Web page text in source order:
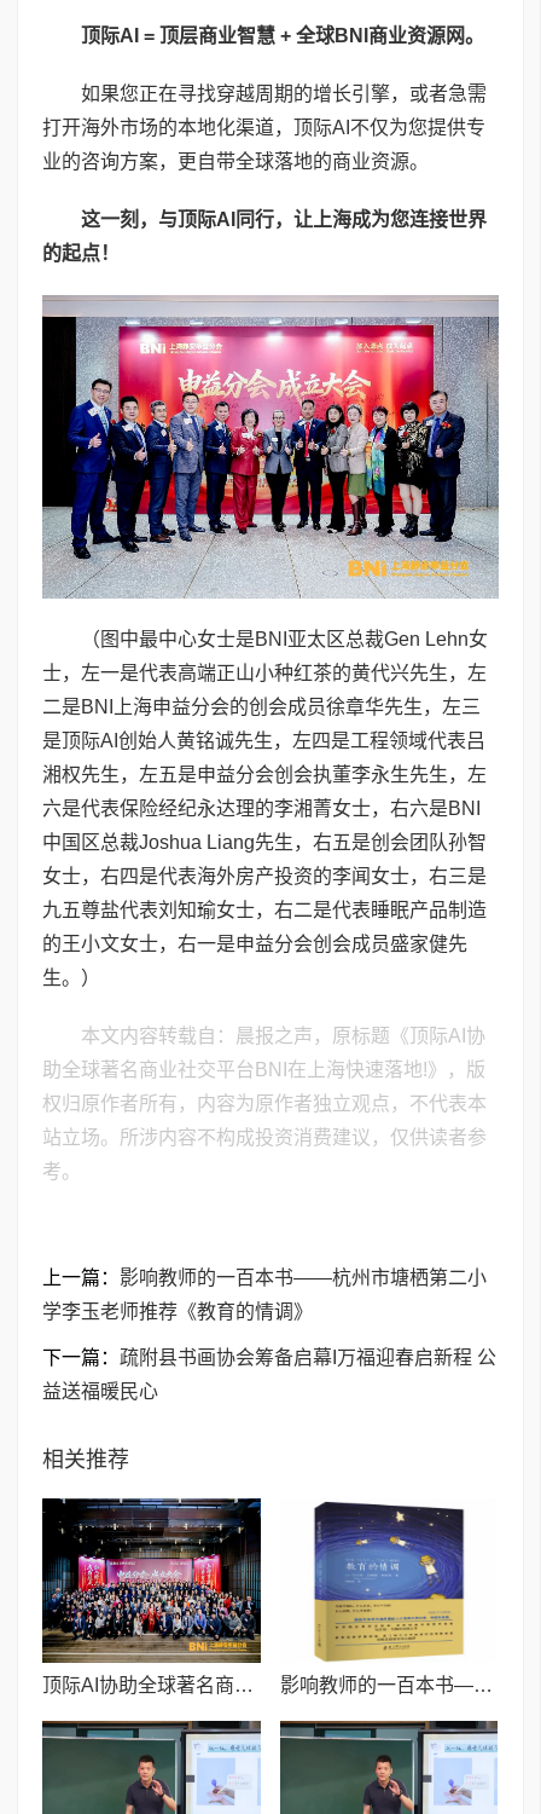
顶际AI = 顶层商业智慧 + 全球BNI 商业资源网。
如果您正在寻找穿越周期的增长引擎，或者急需
打开海外市场的本地化渠道，顶际AI不仅为您提供专
业的咨询方案，更自带全球落地的商业资源。
这一刻，与顶际AI 同行，让上海成为您连接世界
的起点！
（图中最中心女士是BNI亚太区总裁Gen Lehn女
士，左一是代表高端正山小种红茶的黄代兴先生，左
二是BNI上海申益分会的创会成员徐章华先生，左三
是顶际AI创始人黄铭诚先生，左四是工程领域代表吕
湘权先生，左五是申益分会创会执董李永生先生，左
六是代表保险经纪永达理的李湘菁女士，右六是BNI
中国区总裁Joshua Liang先生，右五是创会团队孙智
女士，右四是代表海外房产投资的李闻女士，右三是
九五尊盐代表刘知瑜女士，右二是代表睡眠产品制造
的王小文女士，右一是申益分会创会成员盛家健先
生。）
本文内容转载自：晨报之声，原标题《顶际AI协
助全球著名商业社交平台BNI在上海快速落地!》，版
权归原作者所有，内容为原作者独立观点，不代表本
站立场。所涉内容不构成投资消费建议，仅供读者参
考。
上一篇： 影响教师的一百本书——杭州市塘栖第二小
学李玉老师推荐《教育的情调》
下一篇： 疏附县书画协会筹备启幕I万福迎春启新程 公
益送福暖民心
相关推荐
顶际AI协助全球著名商业社交平台BNI在上海快速落地! 影响教师的一百本书——杭州市塘栖第二小学李玉老师推荐《教育的情调》